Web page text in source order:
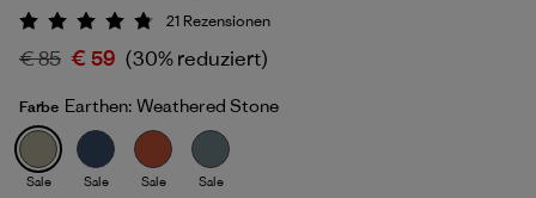
Earthen: Weathered Stone
Bewertung: 4.8 / 5
21 Rezensionen
€ 85 € 59 (30% reduziert)
Farbe Earthen: Weathered Stone
Sale Sale Sale Sale